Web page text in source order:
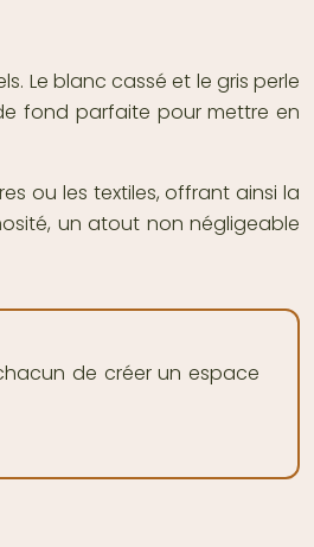
Le blanc cassé et le gris perle
fond parfaite pour mettre en
ou les textiles, offrant ainsi la
un atout non négligeable
de créer un espace